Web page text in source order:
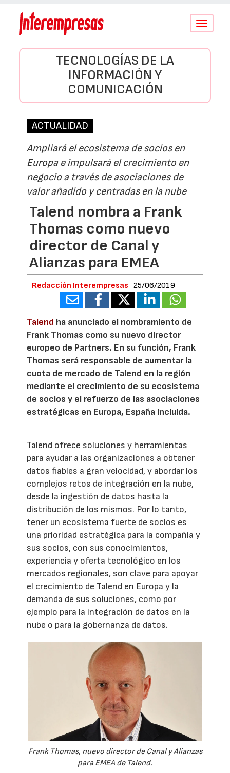
Conmutar
TECNOLOGÍAS DE LA
INFORMACIÓN Y
COMUNICACIÓN
ACTUALIDAD
Ampliará el ecosistema de socios en
Europa e impulsará el crecimiento en
negocio a través de asociaciones de
valor añadido y centradas en la nube
Talend nombra a Frank
Thomas como nuevo
director de Canal y
Alianzas para EMEA
Redacción Interempresas 25/06/2019
Talend ha anunciado el nombramiento de
Frank Thomas como su nuevo director
europeo de Partners. En su función, Frank
Thomas será responsable de aumentar la
cuota de mercado de Talend en la región
mediante el crecimiento de su ecosistema
de socios y el refuerzo de las asociaciones
estratégicas en Europa, España incluida.
Talend ofrece soluciones y herramientas
para ayudar a las organizaciones a obtener
datos fiables a gran velocidad, y abordar los
complejos retos de integración en la nube,
desde la ingestión de datos hasta la
distribución de los mismos. Por lo tanto,
tener un ecosistema fuerte de socios es
una prioridad estratégica para la compañía y
sus socios, con sus conocimientos,
experiencia y oferta tecnológico en los
mercados regionales, son clave para apoyar
el crecimiento de Talend en Europa y la
demanda de sus soluciones, como por
ejemplo para la integración de datos en la
nube o para la gobernanza de datos.
Frank Thomas, nuevo director de Canal y Alianzas
para EMEA de Talend.